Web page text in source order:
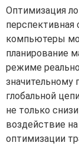
Оптимизация
компьютеры
планирование
режиме
глобальной
не только
воздействие
оптимизации